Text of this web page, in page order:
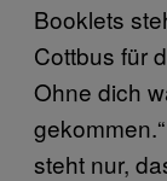
Booklets
Cottbus für
Ohne dich
steht nur,